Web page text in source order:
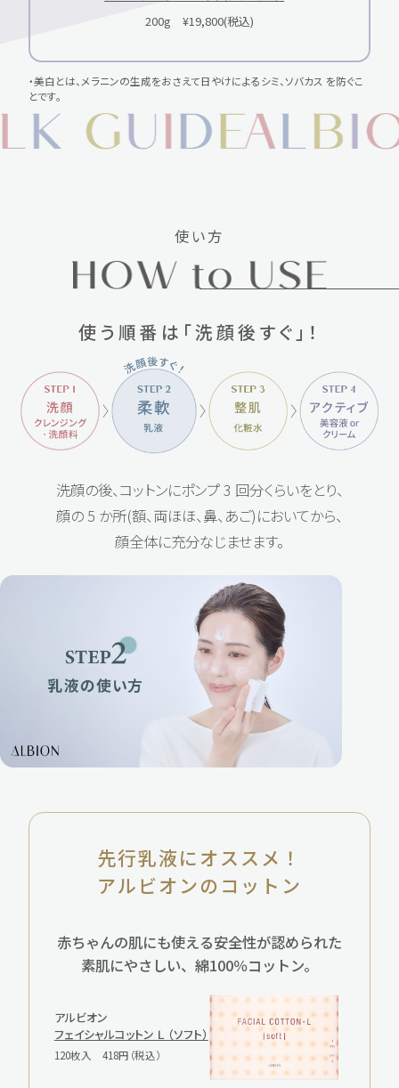
200g ¥19,800(税込)
・美白とは、メラニンの生成をおさえて日やけによるシミ、ソバカス を防ぐこ
とです。
使い方
使う順番は「洗顔後すぐ」！
洗顔の後、コットンにポンプ 3 回分くらいをとり、
顔の 5 か所(額、両ほほ、鼻、あご)においてから、
顔全体に充分なじませます。
先行乳液にオススメ！
アルビオンのコットン
赤ちゃんの肌にも使える安全性が認められた
素肌にやさしい、綿100％コットン。
アルビオン
フェイシャルコットン Ｌ （ソフト）
120枚入 418円（税込）